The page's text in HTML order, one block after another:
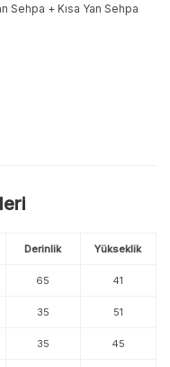
Sehpa + Kısa Yan Sehpa
Derinlik Yükseklik
65 41
35 51
35 45